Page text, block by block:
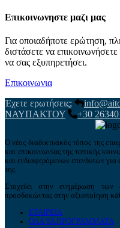
Επικοινωνηστε μαζι μας
Για οποιαδήποτε ερώτηση,
διστάσετε να
να σας εξυπηρετήσει.
Επικοινωνια
Έχετε ερωτήσεις;
ΝΑΥΠΑΚΤΟΥ
+30
Ο νέος διαδικτυακός τόπος της
και επικοινωνίας της τοπικής
και ενδιαφερόμενων επενδυτών για
της.
Στοχεύει στην ενημέρωση
προσδοκώντας στην αξιοποίηση
ΕΤΑΙΡΕΙΑ
ΟΛΑ ΤΑ ΠΡΟΓΡΑΜΜΑΤΑ